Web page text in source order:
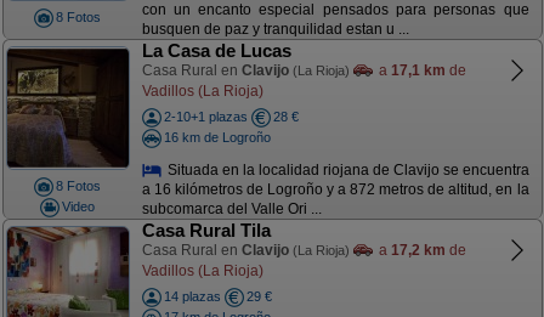
8 Fotos
con un encanto especial pensados para personas que
busquen de paz y tranquilidad estan u ...
8 Fotos
Video
La Casa de Lucas
Casa Rural en Clavijo (La Rioja) a 17,1 km de
Vadillos (La Rioja)
2-10+1 plazas
28 €
16 km de Logroño
Situada en la localidad riojana de Clavijo se encuentra
a 16 kilómetros de Logroño y a 872 metros de altitud, en la
subcomarca del Valle Ori ...
Casa Rural Tila
Casa Rural en Clavijo (La Rioja) a 17,2 km de
Vadillos (La Rioja)
14 plazas
29 €